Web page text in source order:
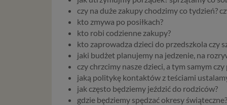
czy na duże zakupy chodzimy co tydzień?
kto zmywa po posiłkach?
kto robi codzienne zakupy?
kto zaprowadza dzieci do przedszkola czy
jaki budżet planujemy na jedzenie, na
czy chrzcimy nasze dzieci, a tym samym
jaką politykę kontaktów z teściami
jak często będziemy jeździć do rodziców?
gdzie będziemy spędzać okresy świąteczne?
to
w